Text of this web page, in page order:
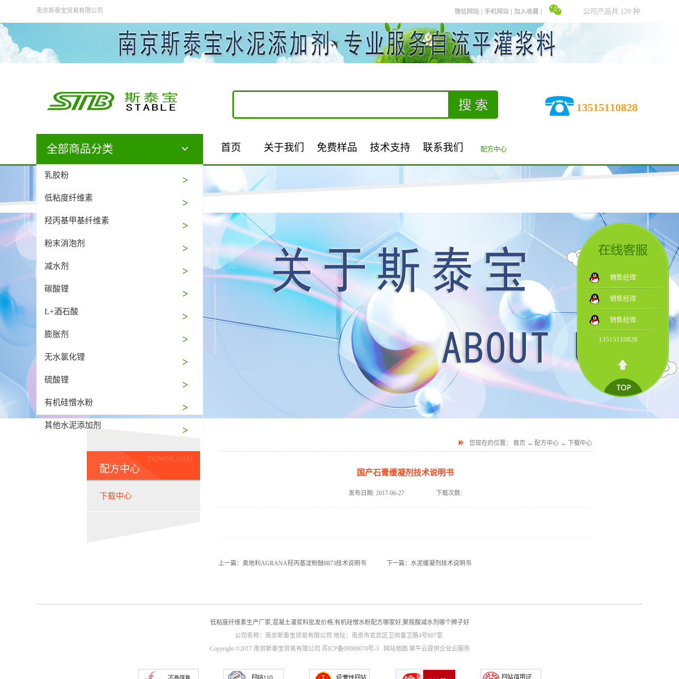
全部商品分类
乳胶粉
低粘度纤维素
羟丙基甲基纤维素
粉末消泡剂
减水剂
碳酸锂
L+酒石酸
膨胀剂
无水氯化锂
硫酸锂
有机硅憎水粉
其他水泥添加剂
加入收藏
手机网站
微信网站 公司产品共 120 种
13515110828
南京斯泰宝贸易有限公司
首页 关于我们 免费样品 技术支持 联系我们 配方中心
配方中心
DOWNLOAD
下载中心
您现在的位置： 首页 → 配方中心 → 下载中心
国产石膏缓凝剂技术说明书
发布日期: 2017-06-27 下载次数:
上一篇： 奥地利AGRANA羟丙基淀粉醚8873技术说明书 下一篇： 水泥缓凝剂技术说明书
低粘度纤维素生产厂家,混凝土灌浆料批发价格,有机硅憎水粉配方哪家好,聚羧酸减水剂哪个牌子好
公司名称：南京斯泰宝贸易有限公司 地址：南京市玄武区卫岗童卫路4号607室
Copyright ©2017 南京斯泰宝贸易有限公司 苏ICP备09089070号-3 网站地图 犀牛云提供企业云服务
销售经理
销售经理
销售经理
13515110828